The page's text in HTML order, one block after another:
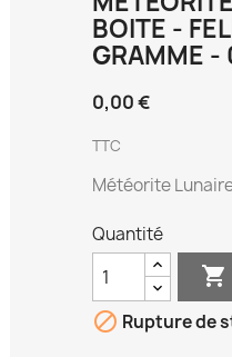
BOITE -
GRAMME -
0,00 €
TTC
Météorite
Quantité

 Rupture de